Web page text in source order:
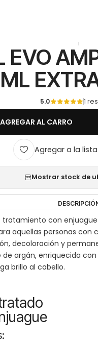
|
EVO
5.0 1
AGREGAR AL CARRO
Agregar a la
Mostrar stock de
tratamiento con
aquellas personas con
decoloración y
argán, enriquecida
brillo al cabello.